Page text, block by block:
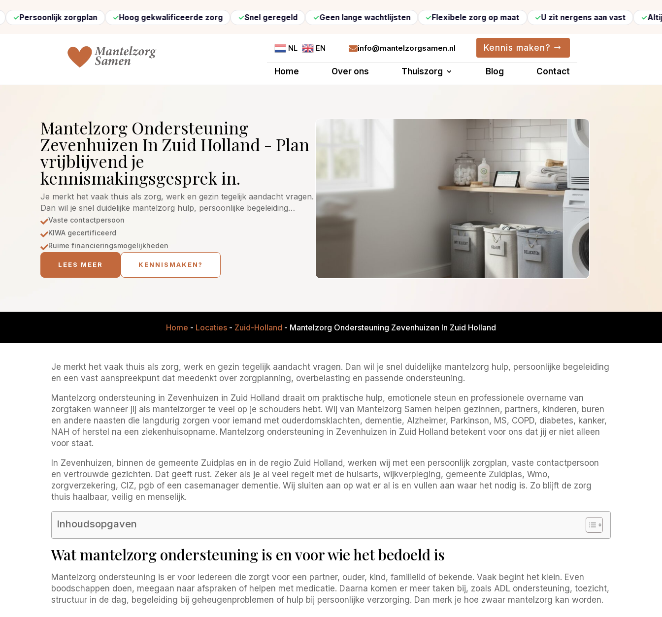
zorgplan Hoog gekwalificeerde zorg Snel geregeld Geen lange wachtlijsten Flexibele zorg op maat U zit nergens aan vast Altijd
NL EN info@mantelzorgsamen.nl Kennis maken?
Home Over ons Thuiszorg Blog Contact
Mantelzorg Ondersteuning
Zevenhuizen In Zuid Holland - Plan
vrijblijvend je
kennismakingsgesprek in.
Je merkt het vaak thuis als zorg, werk en gezin tegelijk aandacht vragen.
Dan wil je snel duidelijke mantelzorg hulp, persoonlijke begeleiding…
Vaste contactpersoon
KIWA gecertificeerd
Ruime financieringsmogelijkheden
LEES MEER KENNISMAKEN?
Home - Locaties - Zuid-Holland - Mantelzorg Ondersteuning Zevenhuizen In Zuid Holland
Je merkt het vaak thuis als zorg, werk en gezin tegelijk aandacht vragen. Dan wil je snel duidelijke mantelzorg hulp, persoonlijke begeleiding
en een vast aanspreekpunt dat meedenkt over zorgplanning, overbelasting en passende ondersteuning.
Mantelzorg ondersteuning in Zevenhuizen in Zuid Holland draait om praktische hulp, emotionele steun en professionele overname van
zorgtaken wanneer jij als mantelzorger te veel op je schouders hebt. Wij van Mantelzorg Samen helpen gezinnen, partners, kinderen, buren
en andere naasten die langdurig zorgen voor iemand met ouderdomsklachten, dementie, Alzheimer, Parkinson, MS, COPD, diabetes, kanker,
NAH of herstel na een ziekenhuisopname. Mantelzorg ondersteuning in Zevenhuizen in Zuid Holland betekent voor ons dat jij er niet alleen
voor staat.
In Zevenhuizen, binnen de gemeente Zuidplas en in de regio Zuid Holland, werken wij met een persoonlijk zorgplan, vaste contactpersoon
en vertrouwde gezichten. Dat geeft rust. Zeker als je al veel regelt met de huisarts, wijkverpleging, gemeente Zuidplas, Wmo,
zorgverzekering, CIZ, pgb of een casemanager dementie. Wij sluiten aan op wat er al is en vullen aan waar het nodig is. Zo blijft de zorg
thuis haalbaar, veilig en menselijk.
Inhoudsopgaven
Wat mantelzorg ondersteuning is en voor wie het bedoeld is
Mantelzorg ondersteuning is er voor iedereen die zorgt voor een partner, ouder, kind, familielid of bekende. Vaak begint het klein. Even
boodschappen doen, meegaan naar afspraken of helpen met medicatie. Daarna komen er meer taken bij, zoals ADL ondersteuning, toezicht,
structuur in de dag, begeleiding bij geheugenproblemen of hulp bij persoonlijke verzorging. Dan merk je hoe zwaar mantelzorg kan worden.